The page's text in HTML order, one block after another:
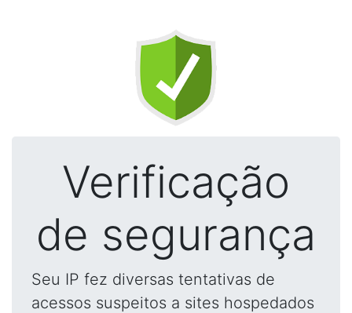
Verificação
de segurança
Seu IP fez diversas tentativas de
acessos suspeitos a sites hospedados